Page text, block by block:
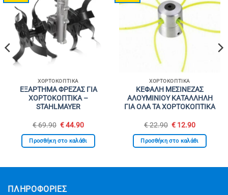
ΧΟΡΤΟΚΟΠΤΙΚΆ
ΕΞΑΡΤΗΜΑ ΦΡΕΖΑΣ ΓΙΑ
ΧΟΡΤΟΚΟΠΤΙΚΑ –
STAHLMAYER
€69.90 Original
was:
€ 69.90.
€44.90Η
τιμή
είναι:
Προσθήκη στο καλάθι
ΧΟΡΤΟΚΟΠΤΙΚΆ
ΚΕΦΑΛΗ ΜΕΣΙΝΕΖΑΣ
ΑΛΟΥΜΙΝΙΟΥ ΚΑΤΑΛΛΗΛΗ
ΓΙΑ ΟΛΑ ΤΑ ΧΟΡΤΟΚΟΠΤΙΚΑ
€22.90 Original
was:
€ 22.90.
€ 12.90Η
τιμή
είναι:
Προσθήκη στο καλάθι
ΠΛΗΡΟΦΟΡΙΕΣ